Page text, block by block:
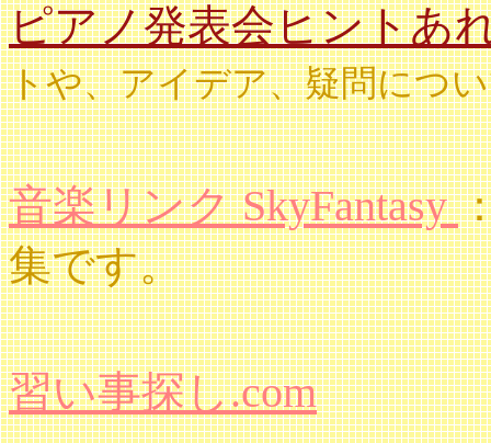
ピアノ発表会ヒントあ
トや、アイデア、疑問につ
音楽リンク SkyFantasy
集です。
習い事探し.com